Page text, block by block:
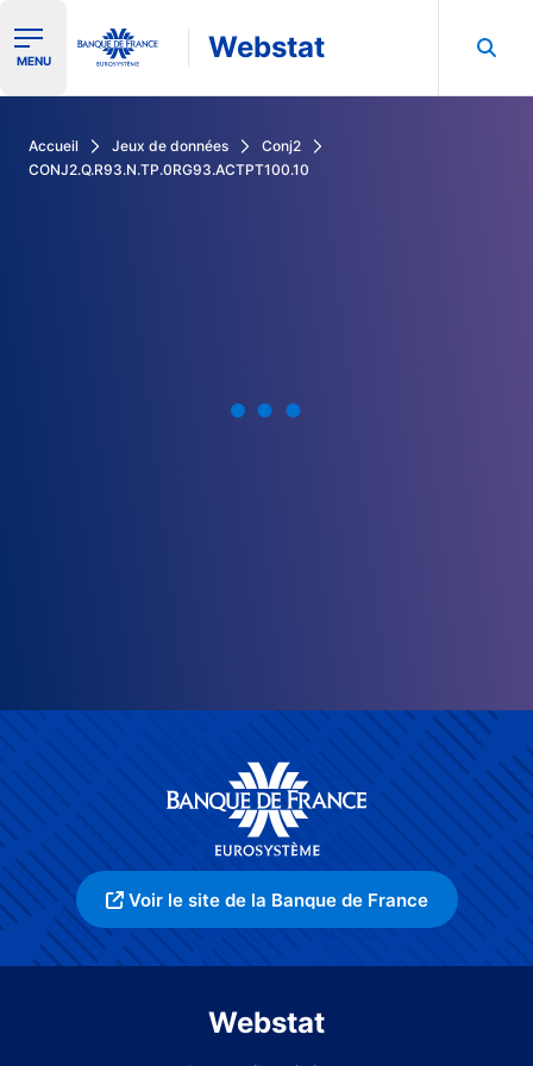
Ouvrir le menu de navigation
MENU Webstat
Accueil Jeux de données
Conj2
CONJ2.Q.R93.N.TP.0RG93.ACTPT100.10
Voir le site de la Banque de France
Webstat